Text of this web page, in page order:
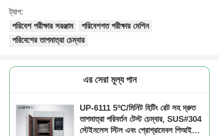
ট্যাগ:
পরিবেশ পরীক্ষার সরঞ্জাম
পরিবেশগত পরীক্ষার মেশিন
পরিবেশের তাপমাত্রা চেম্বার
এর সেরা মূল্য পান
UP-6111 5ºC/মিনিট হিটিং রেট সহ দ্রুত
তাপমাত্রা পরিবর্তন টেস্ট চেম্বার, SUS#304
স্টেইনলেস স্টিল এবং প্রোগ্রামেবল পিআইডি